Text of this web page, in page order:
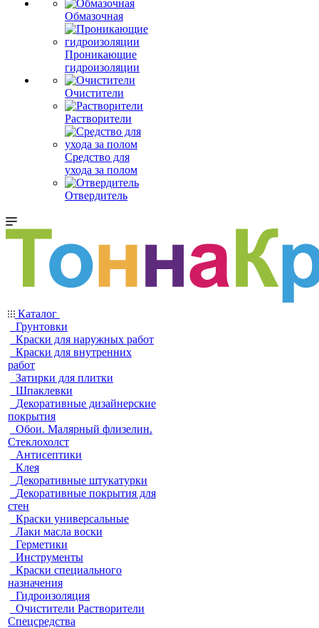
Обмазочная
Проникающие
гидроизоляции
Очистители
Растворители
Средство для
ухода за полом
Отвердитель
Каталог
Грунтовки
Краски для наружных работ
Краски для внутренних
работ
Затирки для плитки
Шпаклевки
Декоративные дизайнерские
покрытия
Обои. Малярный флизелин.
Стеклохолст
Антисептики
Клея
Декоративные штукатурки
Декоративные покрытия для
стен
Краски универсальные
Лаки масла воски
Герметики
Инструменты
Краски специального
назначения
Гидроизоляция
Очистители Растворители
Спецсредства